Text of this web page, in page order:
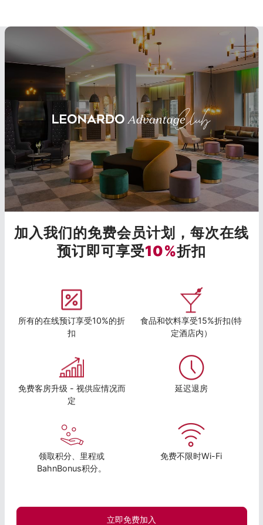
加入我们的免费会员计划，每次在线
预订即可享受10%折扣
所有的在线预订享受10%的折
扣
食品和饮料享受15%折扣(特
定酒店内）
免费客房升级 - 视供应情况而
定
延迟退房
领取积分、里程或
BahnBonus积分。
免费不限时Wi-Fi
立即免费加入